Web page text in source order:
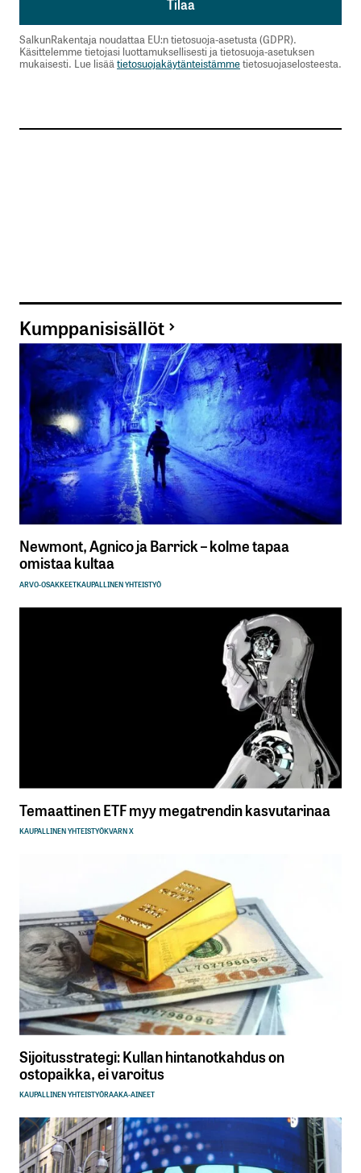
SalkunRakentaja noudattaa EU:n tietosuoja-asetusta (GDPR).
Käsittelemme tietojasi luottamuksellisesti ja tietosuoja-asetuksen
mukaisesti. Lue lisää tietosuojakäytänteistämmetietosuojaselosteesta.
Kumppanisisällöt
Newmont, Agnico ja Barrick – kolme tapaa
omistaa kultaa
ARVO-OSAKKEETKAUPALLINEN YHTEISTYÖ
Temaattinen ETF myy megatrendin kasvutarinaa
KAUPALLINEN YHTEISTYÖKVARN X
Sijoitusstrategi: Kullan hintanotkahdus on
ostopaikka, ei varoitus
KAUPALLINEN YHTEISTYÖRAAKA-AINEET